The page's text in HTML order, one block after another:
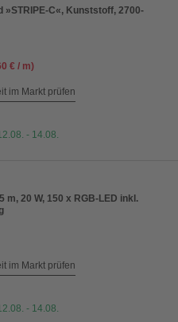
»STRIPE-C«, Kunststoff, 2700-
€ / m)
im Markt prüfen
- 14.08.
m, 20 W, 150 x RGB-LED inkl.
im Markt prüfen
- 14.08.